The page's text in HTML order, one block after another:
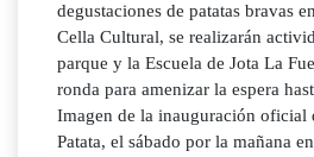
degustaciones de patatas bravas
Cella Cultural, se realizarán
parque y la Escuela de Jota La
ronda para amenizar la espera
Imagen de la inauguración oficial
Patata, el sábado por la mañana